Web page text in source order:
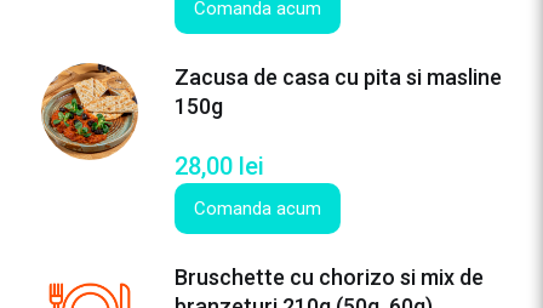
Comanda acum
Zacusa de casa cu pita si masline
150g
28,00 lei
Comanda acum
Bruschette cu chorizo si mix de